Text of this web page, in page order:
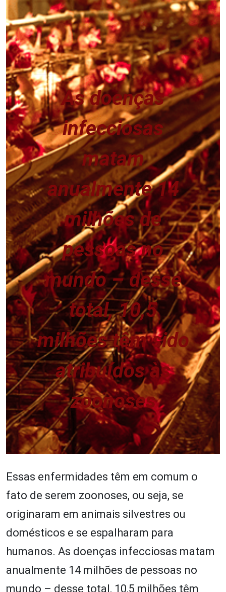
As doenças
infecciosas
matam
anualmente 14
milhões de
pessoas no
mundo – desse
total, 10,5
milhões têm sido
atribuídos às
zoonoses
Essas enfermidades têm em comum o
fato de serem zoonoses, ou seja, se
originaram em animais silvestres ou
domésticos e se espalharam para
humanos. As doenças infecciosas matam
anualmente 14 milhões de pessoas no
mundo – desse total, 10,5 milhões têm